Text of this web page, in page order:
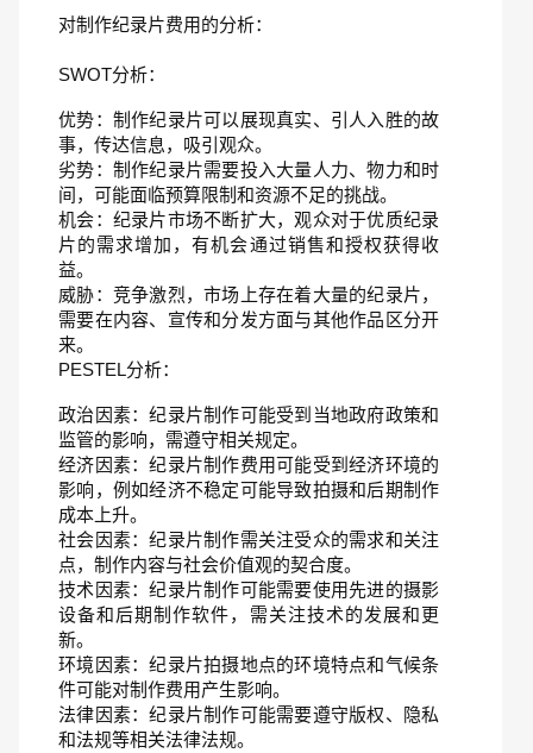
对制作纪录片费用的分析：
SWOT分析：
优势：制作纪录片可以展现真实、引人入胜的故
事，传达信息，吸引观众。
劣势：制作纪录片需要投入大量人力、物力和时
间，可能面临预算限制和资源不足的挑战。
机会：纪录片市场不断扩大，观众对于优质纪录
片的需求增加，有机会通过销售和授权获得收
益。
威胁：竞争激烈，市场上存在着大量的纪录片，
需要在内容、宣传和分发方面与其他作品区分开
来。
PESTEL分析：
政治因素：纪录片制作可能受到当地政府政策和
监管的影响，需遵守相关规定。
经济因素：纪录片制作费用可能受到经济环境的
影响，例如经济不稳定可能导致拍摄和后期制作
成本上升。
社会因素：纪录片制作需关注受众的需求和关注
点，制作内容与社会价值观的契合度。
技术因素：纪录片制作可能需要使用先进的摄影
设备和后期制作软件，需关注技术的发展和更
新。
环境因素：纪录片拍摄地点的环境特点和气候条
件可能对制作费用产生影响。
法律因素：纪录片制作可能需要遵守版权、隐私
和法规等相关法律法规。